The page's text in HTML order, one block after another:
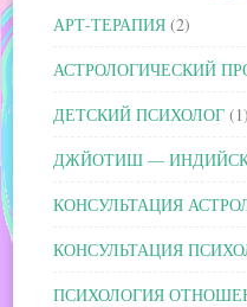
АРТ-ТЕРАПИЯ (2)
АСТРОЛОГИЧЕСКИЙ
ДЕТСКИЙ ПСИХОЛОГ (1)
ДЖЙОТИШ —
КОНСУЛЬТАЦИЯ
КОНСУЛЬТАЦИЯ
ПСИХОЛОГИЯ